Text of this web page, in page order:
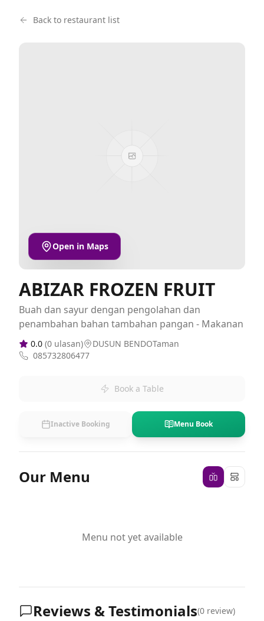
Back to restaurant list
Open in Maps
ABIZAR FROZEN FRUIT
Buah dan sayur dengan pengolahan dan
penambahan bahan tambahan pangan - Makanan
0.0 (0 ulasan)
DUSUN BENDOTaman
085732806477
Book a Table
Inactive Booking Menu Book
Our Menu
Menu not yet available
Reviews & Testimonials(0 review)